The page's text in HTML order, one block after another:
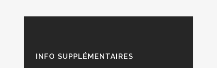
INFO SUPPLÉMENTAIRES